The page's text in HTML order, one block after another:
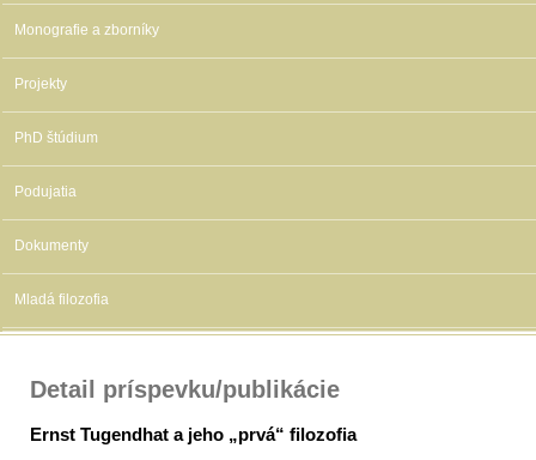
Monografie a zborníky
Projekty
PhD štúdium
Podujatia
Dokumenty
Mladá filozofia
Detail príspevku/publikácie
Ernst Tugendhat a jeho „prvá“ filozofia